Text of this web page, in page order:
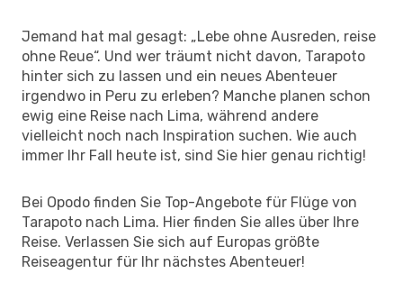
Jemand hat mal gesagt: „Lebe ohne Ausreden, reise
ohne Reue“. Und wer träumt nicht davon, Tarapoto
hinter sich zu lassen und ein neues Abenteuer
irgendwo in Peru zu erleben? Manche planen schon
ewig eine Reise nach Lima, während andere
vielleicht noch nach Inspiration suchen. Wie auch
immer Ihr Fall heute ist, sind Sie hier genau richtig!
Bei Opodo finden Sie Top-Angebote für Flüge von
Tarapoto nach Lima. Hier finden Sie alles über Ihre
Reise. Verlassen Sie sich auf Europas größte
Reiseagentur für Ihr nächstes Abenteuer!